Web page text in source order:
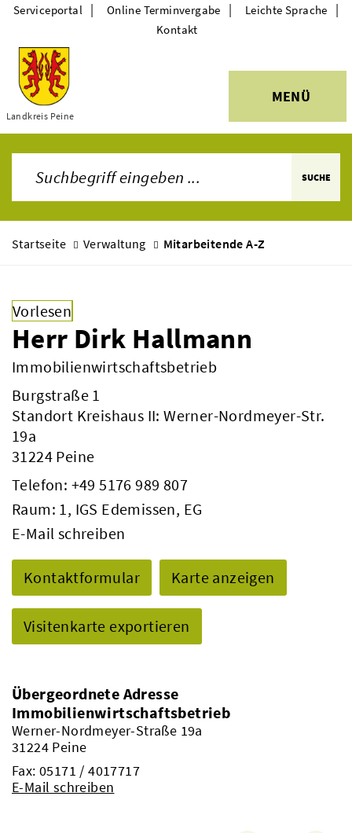
Themen
Landkreis Peine
MENÜ
Serviceportal | Online Terminvergabe | Leichte Sprache |
Kontakt
SUCHE
Startseite Verwaltung Mitarbeitende A-Z
Vorlesen
Herr Dirk Hallmann
Immobilienwirtschaftsbetrieb
Burgstraße 1
Standort Kreishaus II: Werner-Nordmeyer-Str.
19a
31224 Peine
Telefon: +49 5176 989 807
Raum: 1, IGS Edemissen, EG
E-Mail schreiben
Kontaktformular Karte anzeigen
Visitenkarte exportieren
Übergeordnete Adresse
Immobilienwirtschaftsbetrieb
Werner-Nordmeyer-Straße 19a
31224 Peine
Fax: 05171 / 4017717
E-Mail schreiben